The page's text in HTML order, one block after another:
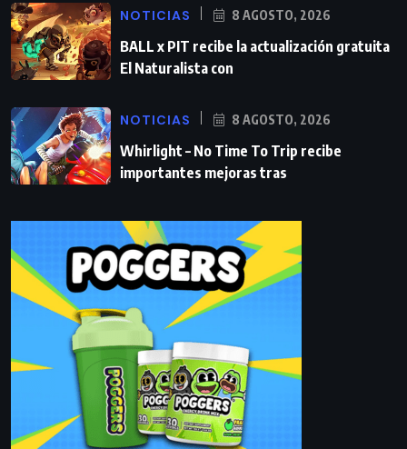
NOTICIAS 8 AGOSTO, 2026
BALL x PIT recibe la actualización gratuita
El Naturalista con
NOTICIAS 8 AGOSTO, 2026
Whirlight – No Time To Trip recibe
importantes mejoras tras